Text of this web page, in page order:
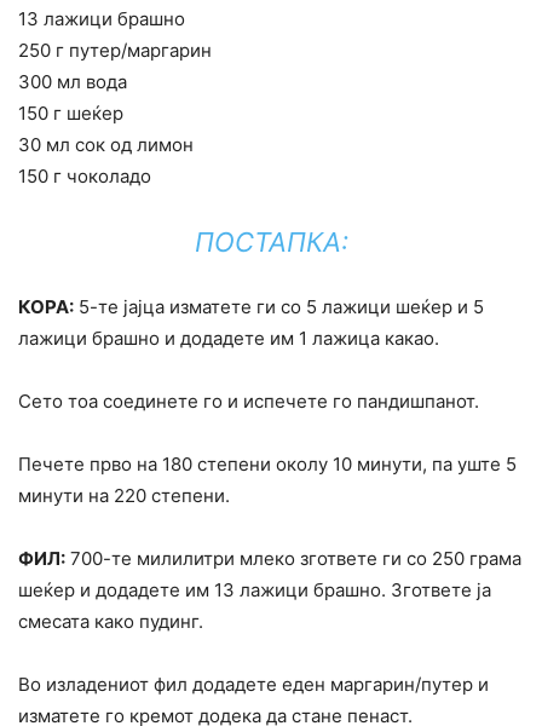
13 лажици брашно
250 г путер/маргарин
300 мл вода
150 г шеќер
30 мл сок од лимон
150 г чоколадо
ПОСТАПКА:
КОРА: 5-те јајца изматете ги со 5 лажици шеќер и 5
лажици брашно и додадете им 1 лажица какао.
Сето тоа соединете го и испечете го пандишпанот.
Печете прво на 180 степени околу 10 минути, па уште 5
минути на 220 степени.
ФИЛ: 700-те милилитри млеко згответе ги со 250 грама
шеќер и додадете им 13 лажици брашно. Згответе ја
смесата како пудинг.
Во изладениот фил додадете еден маргарин/путер и
изматете го кремот додека да стане пенаст.